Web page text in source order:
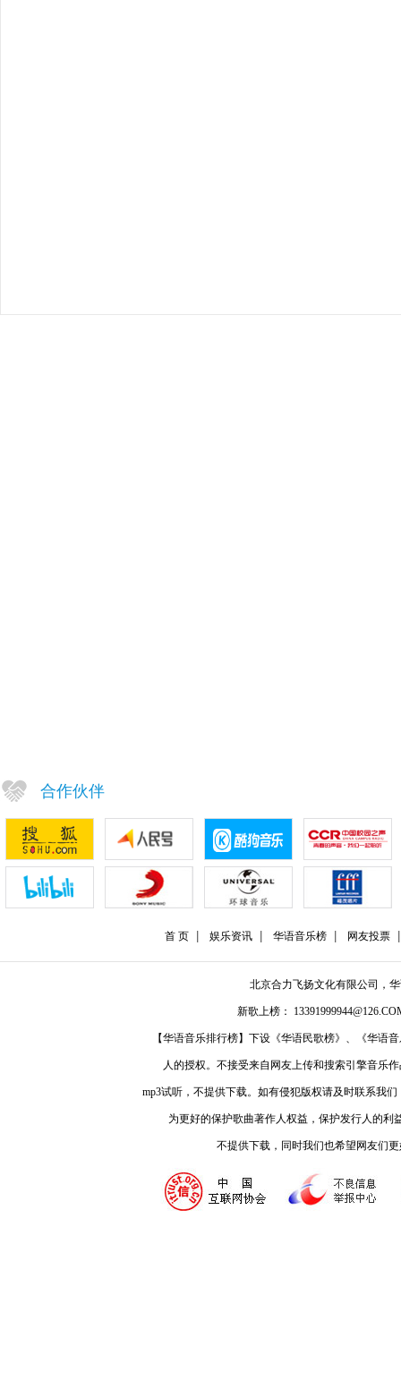
合作伙伴
首 页 娱乐资讯 华语音乐榜 网友投票
北京合力飞扬文化有限公司，
新歌上榜：
【华语音乐排行榜】下设《华语民歌榜》、《华语
人的授权。不接受来自网友上传和搜索引擎音乐
mp3试听，不提供下载。如有侵犯版权请及时联系我
为更好的保护歌曲著作人权益，保护发行人的
不提供下载，同时我们也希望网友们